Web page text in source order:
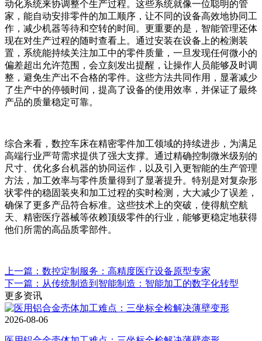
动化系统来协调整个生产过程。这些系统就像一位聪明的管
家，能自动安排零件的加工顺序，让不同的设备高效地协同工
作，减少机器等待和空转的时间。更重要的是，智能管理还体
现在对生产过程的随时查看上。通过安装在设备上的检测装
置，系统能持续关注加工中的零件质量，一旦发现任何微小的
偏差超出允许范围，会立刻发出提醒，让操作人员能够及时调
整，避免生产出不合格的零件。这些方法共同作用，显著减少
了生产中的停顿时间，提高了设备的使用效率，并保证了最终
产品的质量稳定可靠。
综合来看，数控车床在精密零件加工领域的持续进步，为满足
高端行业严苛需求提供了强大支撑。通过精确控制微米级别的
尺寸、优化多台机器的协同运作，以及引入更智能的生产管理
方法，加工效率与零件质量得到了显著提升。特别是对复杂形
状零件的稳固装夹和加工过程的实时检测，大大减少了误差，
确保了更多产品符合标准。这些技术上的突破，使得航空航
天、精密医疗器械等依赖顶级零件的行业，能够更稳定地获得
他们所需的高品质零部件。
上一篇：数控定制服务：高精度医疗设备原型专家
下一篇：从传统制造到智能制造：智能加工的数字化转型
更多资讯
2026-08-06